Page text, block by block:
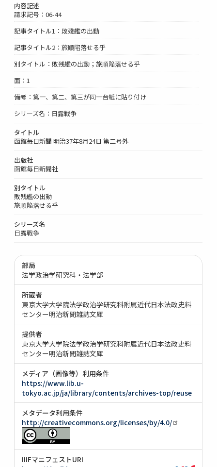
内容記述
請求記号：06-44
記事タイトル1：敗殘艦の出動
記事タイトル2：旅順陷落せる乎
別タイトル：敗残艦の出動；旅順陥落せる乎
面：1
備考：第一、第二、第三が同一台紙に貼り付け
シリーズ名：日露戦争
タイトル
函館毎日新聞 明治37年8月24日 第二号外
出版社
函館毎日新聞社
別タイトル
敗残艦の出動
旅順陥落せる乎
シリーズ名
日露戦争
部局
法学政治学研究科・法学部
所蔵者
東京大学大学院法学政治学研究科附属近代日本法政史料
センター明治新聞雑誌文庫
提供者
東京大学大学院法学政治学研究科附属近代日本法政史料
センター明治新聞雑誌文庫
メディア（画像等）利用条件
https://www.lib.u-
tokyo.ac.jp/ja/library/contents/archives-top/reuse
メタデータ利用条件
http://creativecommons.org/licenses/by/4.0/
IIIFマニフェストURI